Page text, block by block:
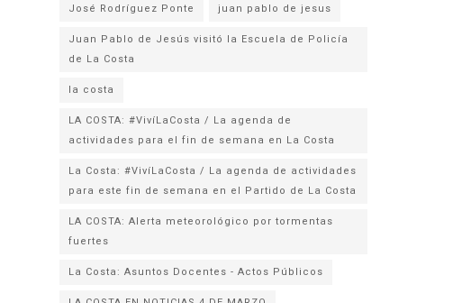
José Rodríguez Ponte
juan pablo de jesus
Juan Pablo de Jesús visitó la Escuela de Policía
la costa
LA COSTA: #VivíLaCosta / La agenda de
actividades para el fin de semana en La Costa
La Costa: #VivíLaCosta / La agenda de actividades
para este fin de semana en el Partido de La Costa
LA COSTA: Alerta meteorológico por tormentas
fuertes
La Costa: Asuntos Docentes - Actos Públicos